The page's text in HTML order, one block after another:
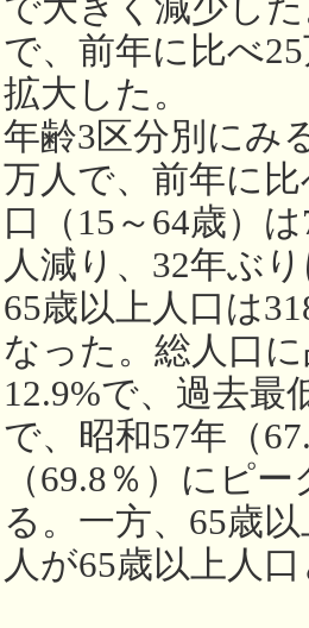
で、前年に比べ
拡大した。
年齢3区分別にみ
万人で、前年に
口（15～64歳）
人減り、32年ぶ
65歳以上人口は
なった。総人口
12.9%で、過去最
で、昭和57年（
（69.8％）にピ
る。一方、65歳
人が65歳以上人口